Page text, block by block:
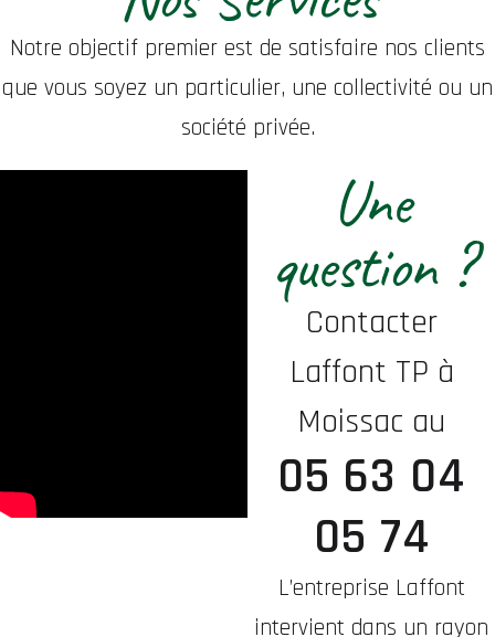
Notre objectif premier est de satisfaire nos clients
que vous soyez un particulier, une collectivité ou un
société privée.
Une
question ?
Contacter
Laffont TP à
Moissac au
05 63 04
05 74
L’entreprise Laffont
intervient dans un rayon